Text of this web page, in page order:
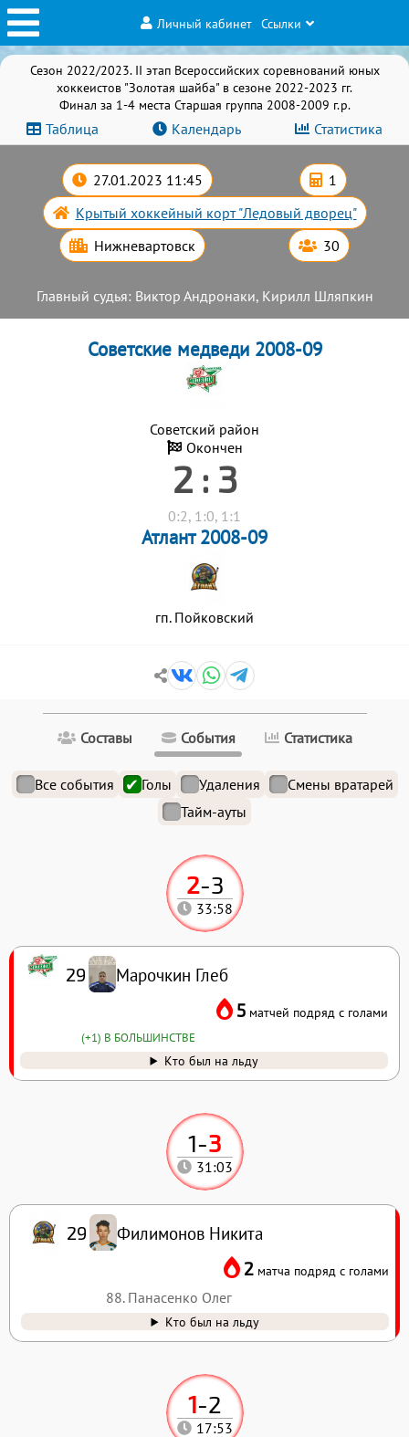
Личный кабинет Ссылки
Сезон 2022/2023. II этап Всероссийских соревнований юных
хоккеистов "Золотая шайба" в сезоне 2022-2023 гг.
Финал за 1-4 места Старшая группа 2008-2009 г.р.
Таблица Календарь Статистика
27.01.2023 11:45 1
Крытый хоккейный корт "Ледовый дворец"
Нижневартовск 30
Главный судья: Виктор Андронаки, Кирилл Шляпкин
Советские медведи 2008-09
Советский район
Окончен
2 : 3
0:2, 1:0, 1:1
Атлант 2008-09
гп. Пойковский
Составы События Статистика
Все события Голы Удаления
Смены вратарей
Тайм-ауты
1-2
17:53
1-3
31:03
29 Филимонов Никита
2 матча подряд с голами
88. Панасенко Олег
Кто был на льду
2-3
33:58
29 Марочкин Глеб
5 матчей подряд с голами
(+1) В БОЛЬШИНСТВЕ
Кто был на льду